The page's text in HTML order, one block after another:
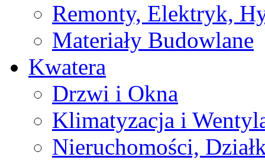
Remonty, Elektryk,
Materiały Budowlane
Kwatera
Drzwi i Okna
Klimatyzacja i
Nieruchomości,